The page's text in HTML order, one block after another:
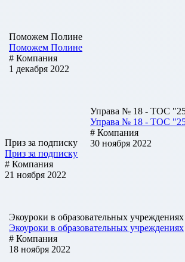
Поможем Полине
Поможем Полине
# Компания
1 декабря 2022
Управа № 18 - ТОС
Управа № 18 - ТОС
# Компания
30 ноября 2022
Приз за подписку
Приз за подписку
# Компания
21 ноября 2022
Экоуроки в образовательных учреждениях
Экоуроки в образовательных учреждениях
# Компания
18 ноября 2022